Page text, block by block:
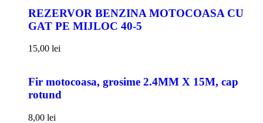
REZERVOR BENZINA MOTOCOASA CU
GAT PE MIJLOC 40-5
15,00 lei
Fir motocoasa, grosime 2.4MM X 15M, cap
rotund
8,00 lei